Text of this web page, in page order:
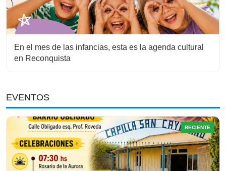
En el mes de las infancias, esta es la agenda cultural
en Reconquista
EVENTOS
RECIENTE